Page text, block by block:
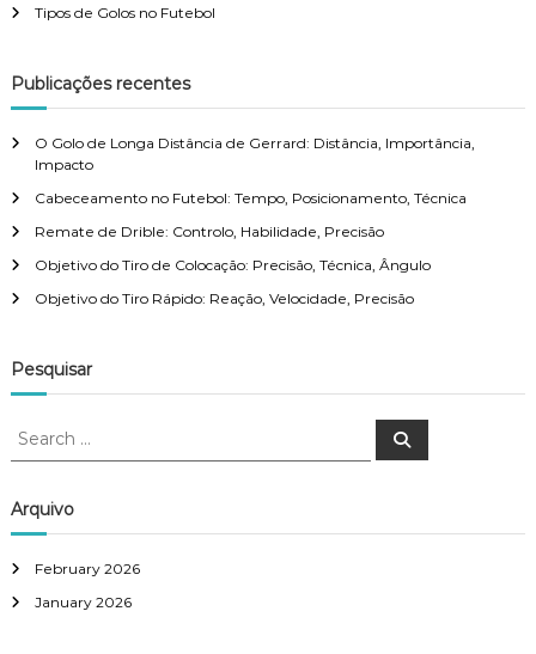
Tipos de Golos no Futebol
Publicações recentes
O Golo de Longa Distância de Gerrard: Distância, Importância,
Impacto
Cabeceamento no Futebol: Tempo, Posicionamento, Técnica
Remate de Drible: Controlo, Habilidade, Precisão
Objetivo do Tiro de Colocação: Precisão, Técnica, Ângulo
Objetivo do Tiro Rápido: Reação, Velocidade, Precisão
Pesquisar
S
r
c
f
o
S
Arquivo
February 2026
January 2026